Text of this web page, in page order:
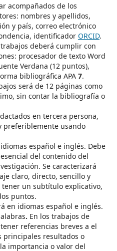
acompañados de los
nombres y apellidos,
y país, correo electrónico
identificador ORCID.
deberá cumplir con
procesador de texto Word
Verdana (12 puntos),
bibliográfica APA 7.
será de 12 páginas como
sin contar la bibliografía o
en tercera persona,
preferiblemente usando
español e inglés. Debe
del contenido del
Se caracterizará
claro, directo, sencillo y
tener un subtítulo explicativo,
puntos.
en idiomas español e inglés.
. En los trabajos de
referencias breves a el
principales resultados o
importancia o valor del